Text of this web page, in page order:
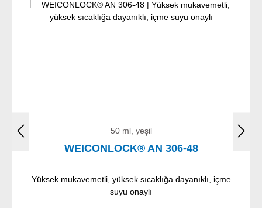
50 ml, yeşil
WEICONLOCK® AN 306-48
Yüksek mukavemetli, yüksek sıcaklığa dayanıklı, içme
suyu onaylı